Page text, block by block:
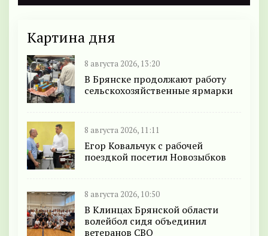
Картина дня
8 августа 2026, 13:20
В Брянске продолжают работу
сельскохозяйственные ярмарки
8 августа 2026, 11:11
Егор Ковальчук с рабочей
поездкой посетил Новозыбков
8 августа 2026, 10:50
В Клинцах Брянской области
волейбол сидя объединил
ветеранов СВО